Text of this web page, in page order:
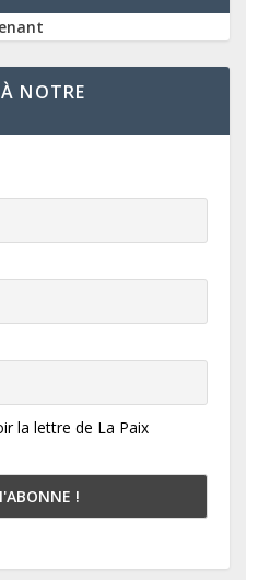
NOTRE
la lettre de La Paix